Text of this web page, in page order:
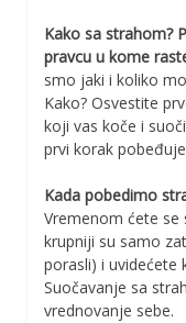
Kako sa strahom?
pravcu u kome
smo jaki i koliko
Kako? Osvestite
koji vas koče i
prvi korak
Kada pobedimo
Vremenom ćete se
krupniji su samo
porasli) i uvidećete
Suočavanje sa
vrednovanje sebe.